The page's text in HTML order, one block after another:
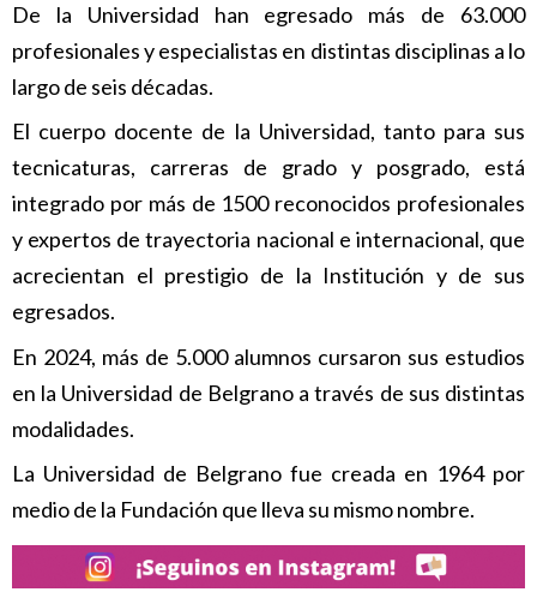
De la Universidad han egresado más de 63.000
profesionales y especialistas en distintas disciplinas a lo
largo de seis décadas.
El cuerpo docente de la Universidad, tanto para sus
tecnicaturas, carreras de grado y posgrado, está
integrado por más de 1500 reconocidos profesionales
y expertos de trayectoria nacional e internacional, que
acrecientan el prestigio de la Institución y de sus
egresados.
En 2024, más de 5.000 alumnos cursaron sus estudios
en la Universidad de Belgrano a través de sus distintas
modalidades.
La Universidad de Belgrano fue creada en 1964 por
medio de la Fundación que lleva su mismo nombre.